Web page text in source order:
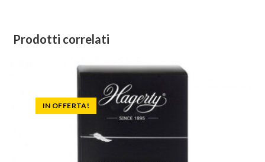
Prodotti correlati
IN OFFERTA!